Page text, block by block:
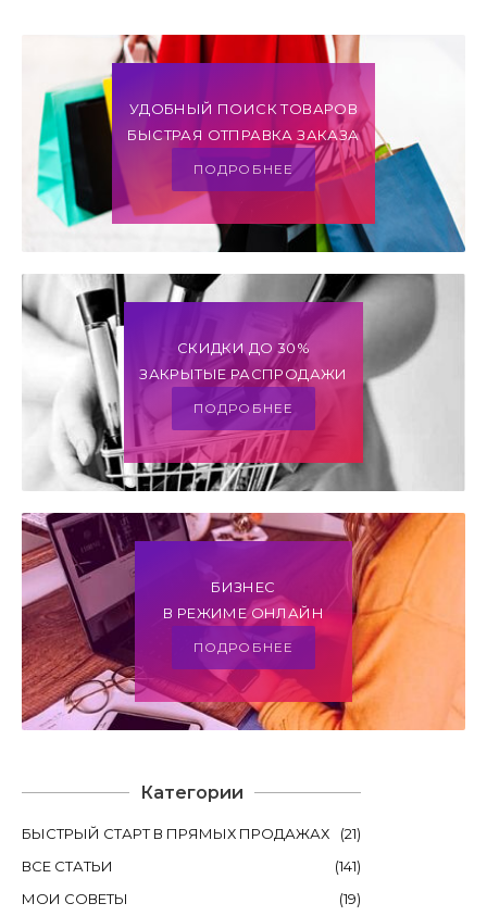
Категории
БЫСТРЫЙ СТАРТ В ПРЯМЫХ ПРОДАЖАХ (21)
ВСЕ СТАТЬИ
(141)
МОИ СОВЕТЫ
(19)
УДОБНЫЙ ПОИСК ТОВАРОВ
БЫСТРАЯ ОТПРАВКА ЗАКАЗА
ПОДРОБНЕЕ
СКИДКИ ДО 30%
ЗАКРЫТЫЕ РАСПРОДАЖИ
ПОДРОБНЕЕ
БИЗНЕС
В РЕЖИМЕ ОНЛАЙН
ПОДРОБНЕЕ